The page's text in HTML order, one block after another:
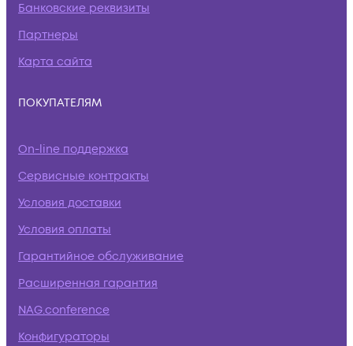
Банковские реквизиты
Партнеры
Карта сайта
ПОКУПАТЕЛЯМ
On-line поддержка
Сервисные контракты
Условия доставки
Условия оплаты
Гарантийное обслуживание
Расширенная гарантия
NAG.conference
Конфигураторы